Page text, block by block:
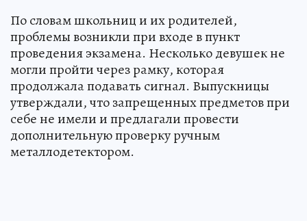
По словам школьниц и их родителей,
проблемы возникли при входе в пункт
проведения экзамена. Несколько девушек не
могли пройти через рамку, которая
продолжала подавать сигнал. Выпускницы
утверждали, что запрещенных предметов при
себе не имели и предлагали провести
дополнительную проверку ручным
металлодетектором.